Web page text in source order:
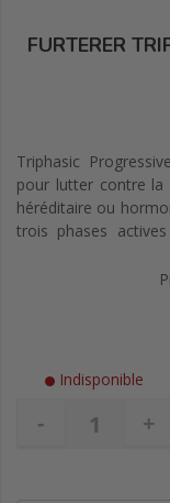
FURTERER
Triphasic
pour lutter contre la
héréditaire ou
trois phases
pour freiner
citrus aurantium
Après seulement
augmentation
cheveux plus forts
une nouvelle
Indisponible
- +